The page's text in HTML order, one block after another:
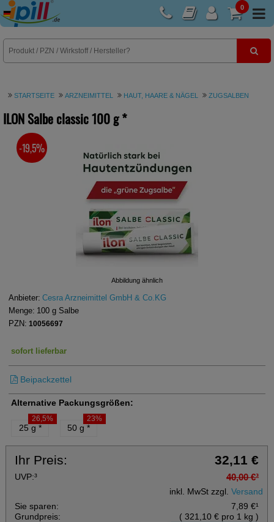
0
E-Rezept
STARTSEITE ARZNEIMITTEL HAUT, HAARE & NÄGEL ZUGSALBEN
ILON Salbe classic100 g*
Abbildung ähnlich
SIE SPAREN
-19,5%
Anbieter: Cesra Arzneimittel GmbH & Co.KG
Menge: 100g Salbe
PZN: 10056697
sofort lieferbar
Beipackzettel
Alternative Packungsgrößen:
25 g *
26,5%
50 g *
23%
Ihr Preis: 32,11 €
UVP:³ 40,00 €³
inkl. MwSt zzgl.Versand
Sie sparen:
7,89 €¹
Grundpreis:
( 321,10 € pro 1 kg)